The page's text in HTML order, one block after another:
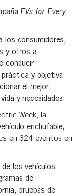
EVs for Every
los consumidores,
y otros a
conducir
y objetiva
el mejor
y necesidades.
Week, la
enchufable,
en 324 eventos en
los vehículos
de
pruebas de